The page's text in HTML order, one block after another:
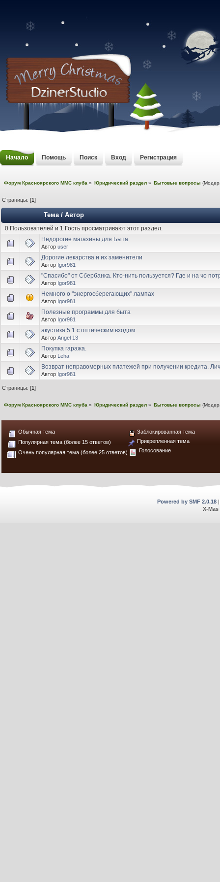
Начало Помощь Поиск Вход Регистрация
Форум Красноярского MMC клуба » Юридический раздел » Бытовые вопросы
Страницы: [1]
Тема/ Автор
0 Пользователей и 1 Гость просматривают этот раздел.
Недорогие магазины для Быта
Автор user
Дорогие лекарства и их заменители
Автор Igor981
"Спасибо" от Сбербанка. Кто-нить пользуется? Где и на чо
Автор Igor981
Немного о "энергосберегающих" лампах
Автор Igor981
Полезные программы для быта
Автор Igor981
акустика 5.1 с оптическим входом
Автор Angel 13
Покупка гаража.
Автор Leha
Возврат неправомерных платежей при получении кредита.
Автор Igor981
Страницы: [1]
Форум Красноярского MMC клуба » Юридический раздел » Бытовые вопросы
Обычная тема
Популярная тема (более 15 ответов)
Очень популярная тема (более 25 ответов)
Заблокированная тема
Прикрепленная тема
Голосование
Powered by SMF 2.0.18
X-Mas